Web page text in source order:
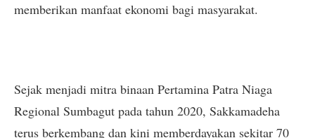
memberikan manfaat ekonomi bagi masyarakat.
Sejak menjadi mitra binaan Pertamina Patra Niaga
Regional Sumbagut pada tahun 2020, Sakkamadeha
terus berkembang dan kini memberdayakan sekitar 70